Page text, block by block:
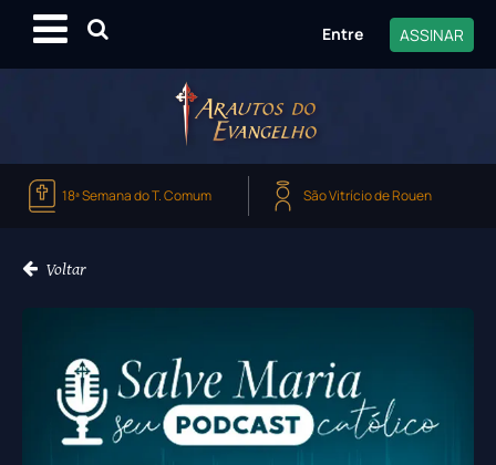
Entre ASSINAR
18ª Semana do T. Comum São Vitrício de Rouen
Voltar